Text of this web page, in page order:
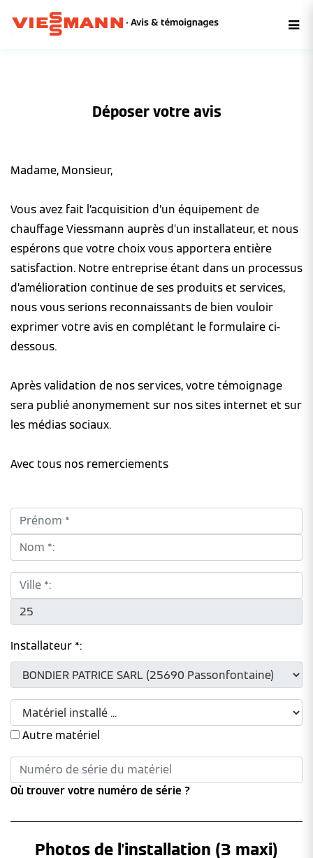
Déposer votre avis
Madame, Monsieur,
Vous avez fait l’acquisition d’un équipement de
chauffage Viessmann auprès d’un installateur, et nous
espérons que votre choix vous apportera entière
satisfaction. Notre entreprise étant dans un processus
d’amélioration continue de ses produits et services,
nous vous serions reconnaissants de bien vouloir
exprimer votre avis en complétant le formulaire ci-
dessous.
Après validation de nos services, votre témoignage
sera publié anonymement sur nos sites internet et sur
les médias sociaux.
Avec tous nos remerciements
Prénom *:
Nom *:
Ville *:
CP *:
Installateur *:
Autre matériel
Où trouver votre numéro de série ?
Photos de l'installation (3 maxi)